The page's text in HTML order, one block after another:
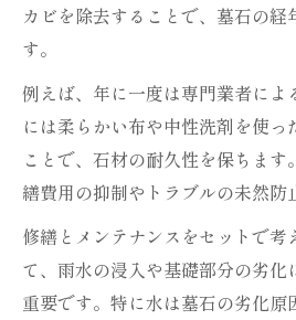
カビを除去することで、墓石の経
す。
例えば、年に一度は専門業者によ
には柔らかい布や中性洗剤を使っ
ことで、石材の耐久性を保ちま
繕費用の抑制やトラブルの未然防
修繕とメンテナンスをセットで考
て、雨水の浸入や基礎部分の劣
重要です。特に水は墓石の劣化